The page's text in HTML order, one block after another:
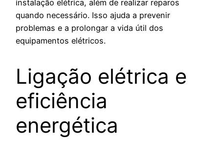
instalação elétrica, além de realizar reparos
quando necessário. Isso ajuda a prevenir
problemas e a prolongar a vida útil dos
equipamentos elétricos.
Ligação elétrica e
eficiência
energética